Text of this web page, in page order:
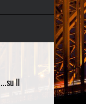
Il